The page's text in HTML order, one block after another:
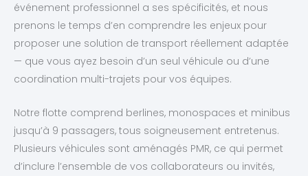
événement professionnel a ses spécificités, et nous
prenons le temps d’en comprendre les enjeux pour
proposer une solution de transport réellement adaptée
— que vous ayez besoin d’un seul véhicule ou d’une
coordination multi-trajets pour vos équipes.
Notre flotte comprend berlines, monospaces et minibus
jusqu’à 9 passagers, tous soigneusement entretenus.
Plusieurs véhicules sont aménagés PMR, ce qui permet
d’inclure l’ensemble de vos collaborateurs ou invités,